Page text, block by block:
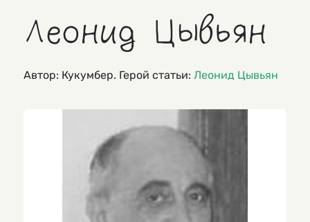
Леонид Цывьян
Автор: Кукумбер. Герой статьи: Леонид Цывьян